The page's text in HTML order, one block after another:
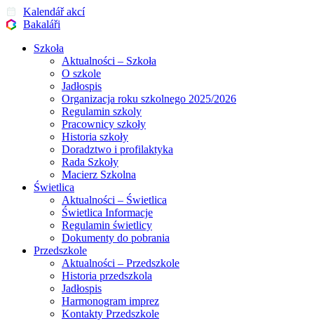
Kalendář akcí
Bakaláři
Szkoła
Aktualności – Szkoła
O szkole
Jadłospis
Organizacja roku szkolnego 2025/2026
Regulamin szkoly
Pracownicy szkoły
Historia szkoły
Doradztwo i profilaktyka
Rada Szkoły
Macierz Szkolna
Świetlica
Aktualności – Świetlica
Świetlica Informacje
Regulamin świetlicy
Dokumenty do pobrania
Przedszkole
Aktualności – Przedszkole
Historia przedszkola
Jadłospis
Harmonogram imprez
Kontakty Przedszkole